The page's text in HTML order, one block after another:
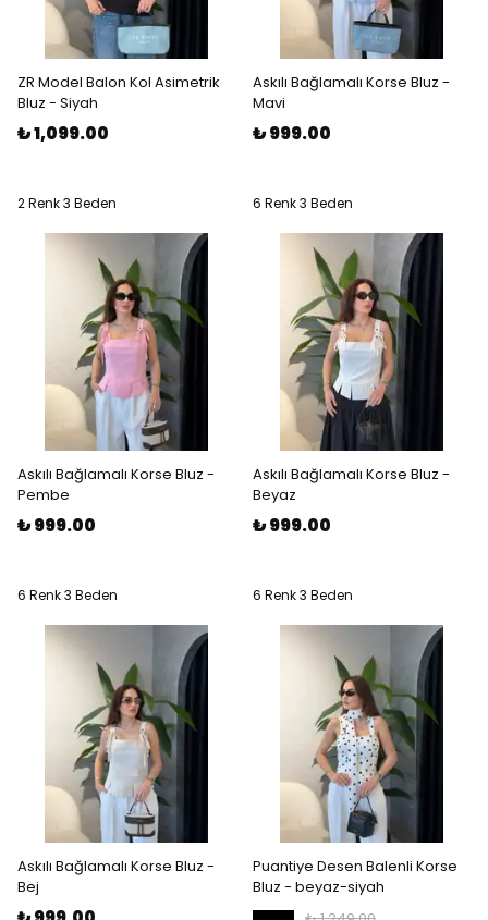
ZR Model Balon Kol Asimetrik
Bluz - Siyah
₺ 1,099.00
2 Renk 3 Beden
Askılı Bağlamalı Korse Bluz -
Mavi
₺ 999.00
6 Renk 3 Beden
Askılı Bağlamalı Korse Bluz -
Pembe
₺ 999.00
6 Renk 3 Beden
Askılı Bağlamalı Korse Bluz -
Beyaz
₺ 999.00
6 Renk 3 Beden
Askılı Bağlamalı Korse Bluz -
Bej
Puantiye Desen Balenli Korse
Bluz - beyaz-siyah